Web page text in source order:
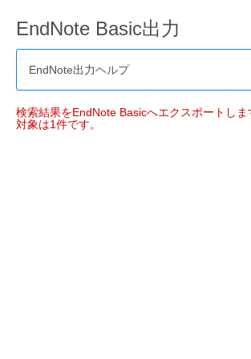
EndNote Basic出力
EndNote出力ヘルプ
検索結果をEndNote Basicへエクスポートしま
対象は1件です。